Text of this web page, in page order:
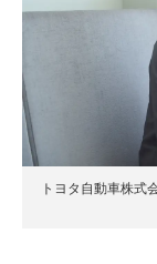
トヨタ自動車株式